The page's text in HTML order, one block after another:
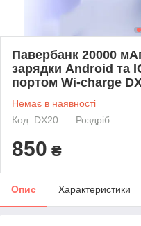
Павербанк 20000
зарядки Android та
портом Wi-charge
Немає в наявності
Код: DX20
Роздріб
850 ₴
Опис Характеристики